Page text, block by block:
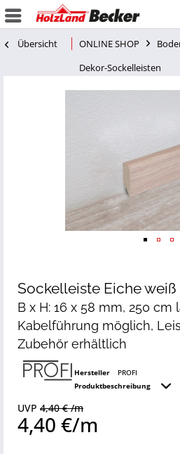
Übersicht ONLINE SHOP
Dekor-Sockelleisten
Sockelleiste Eiche weiß
B x H: 16 x 58 mm, 250 cm
Kabelführung möglich,
Zubehör erhältlich
Hersteller
PROFI
Produktbeschreibung
UVP 4,40 € /m
4,40 €/m